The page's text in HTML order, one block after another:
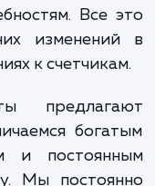
о
Это даст
и